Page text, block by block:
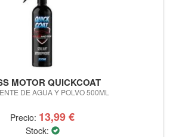
MOTOR QUICKCOAT
DE AGUA Y POLVO 500ML
Precio: 13,99 €
Stock: